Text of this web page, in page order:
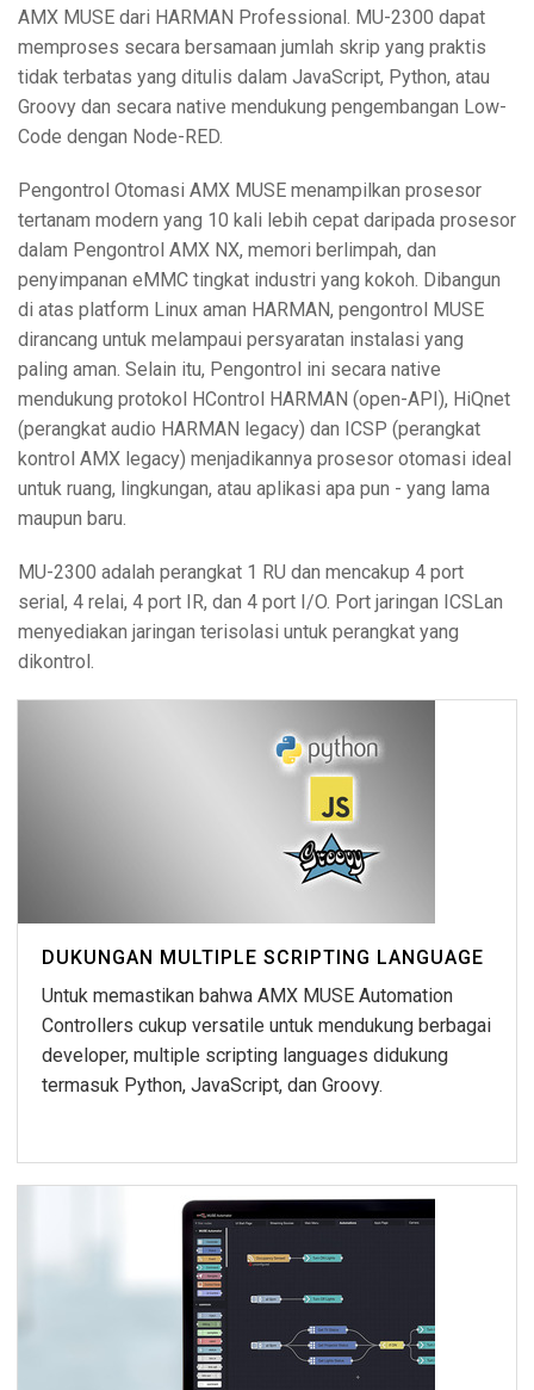
AMX MUSE dari HARMAN Professional. MU-2300 dapat
memproses secara bersamaan jumlah skrip yang praktis
tidak terbatas yang ditulis dalam JavaScript, Python, atau
Groovy dan secara native mendukung pengembangan Low-
Code dengan Node-RED.
Pengontrol Otomasi AMX MUSE menampilkan prosesor
tertanam modern yang 10 kali lebih cepat daripada prosesor
dalam Pengontrol AMX NX, memori berlimpah, dan
penyimpanan eMMC tingkat industri yang kokoh. Dibangun
di atas platform Linux aman HARMAN, pengontrol MUSE
dirancang untuk melampaui persyaratan instalasi yang
paling aman. Selain itu, Pengontrol ini secara native
mendukung protokol HControl HARMAN (open-API), HiQnet
(perangkat audio HARMAN legacy) dan ICSP (perangkat
kontrol AMX legacy) menjadikannya prosesor otomasi ideal
untuk ruang, lingkungan, atau aplikasi apa pun - yang lama
maupun baru.
MU-2300 adalah perangkat 1 RU dan mencakup 4 port
serial, 4 relai, 4 port IR, dan 4 port I/O. Port jaringan ICSLan
menyediakan jaringan terisolasi untuk perangkat yang
dikontrol.
DUKUNGAN MULTIPLE SCRIPTING LANGUAGE
Untuk memastikan bahwa AMX MUSE Automation
Controllers cukup versatile untuk mendukung berbagai
developer, multiple scripting languages didukung
termasuk Python, JavaScript, dan Groovy.